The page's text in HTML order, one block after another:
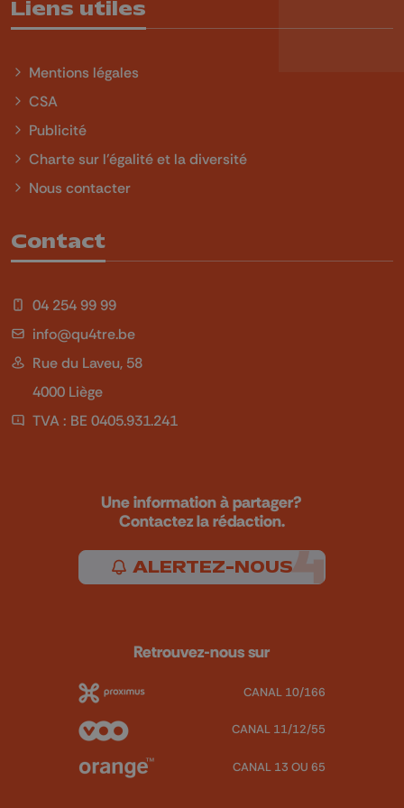
Liens utiles
Mentions légales
CSA
Publicité
Charte sur l'égalité et la diversité
Nous contacter
Contact
04 254 99 99
info@qu4tre.be
Rue du Laveu, 58
4000 Liège
TVA : BE 0405.931.241
Une information à partager?
Contactez la rédaction.
ALERTEZ-NOUS
Retrouvez-nous sur
CANAL 10/166
CANAL 11/12/55
CANAL 13 OU 65